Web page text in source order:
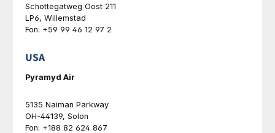
Schottegatweg Oost 211
LP6, Willemstad
Fon: +59 99 46 12 97 2
USA
Pyramyd Air
5135 Naiman Parkway
OH-44139, Solon
Fon: +188 82 624 867